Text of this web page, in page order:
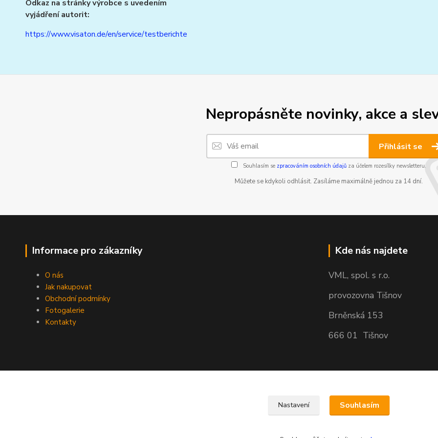
Odkaz na stránky výrobce s uvedením
vyjádření autorit:
https://www.visaton.de/en/service/testberichte
Nepropásněte novinky, akce a
Přihlásit se
Souhlasím se zpracováním osobních údajůza účelem rozesílky newsletteru.
Můžete se kdykoli odhlásit. Zasíláme maximálně jednou za 14 dní.
Informace pro zákazníky
O nás
Jak nakupovat
Obchodní podmínky
Fotogalerie
Kontakty
Kde nás najdete
VML, spol. s r.o.
provozovna Tišnov
Brněnská 153
666 01 Tišnov
Nastavení Souhlasím